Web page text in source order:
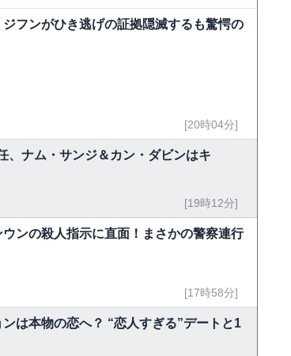
フンがひき逃げの証拠隠滅するも驚愕の
[20時04分]
、ナム・サンジ＆カン・ダビンはキ
[19時12分]
ンの殺人指示に直面！まさかの警察連行
[17時58分]
は本物の恋へ？ “恋人すぎる”デートと1